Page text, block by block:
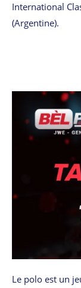
International
(Argentine).
Le polo est un